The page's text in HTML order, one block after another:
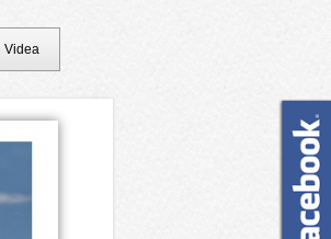
Videa